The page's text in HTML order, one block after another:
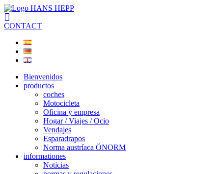
CONTACT
Bienvenidos
productos
coches
Motocicleta
Oficina y empresa
Hogar / Viajes / Ocio
Vendajes
Esparadrapos
Norma austríaca ÖNORM
informationes
Notícias